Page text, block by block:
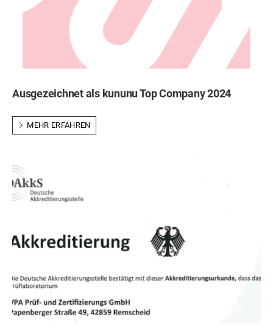
Ausgezeichnet als kununu Top Company 2024
MEHR ERFAHREN